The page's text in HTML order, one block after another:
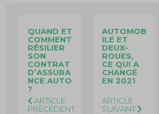
QUAND ET
COMMENT
RÉSILIER
SON
CONTRAT
D’ASSURA
NCE AUTO
?
ARTICLE
PRÉCÉDENT
AUTOMOB
ILE ET
DEUX-
ROUES,
CE QUI A
CHANGÉ
EN 2021
ARTICLE
SUIVANT